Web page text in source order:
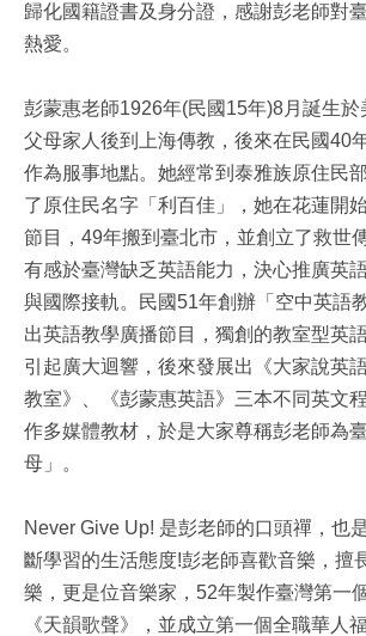
歸化國籍證書及身分證，感謝彭老師對
熱愛。
彭蒙惠老師1926年(民國15年)8月誕生於
父母家人後到上海傳教，後來在民國40
作為服事地點。她經常到泰雅族原住民
了原住民名字「利百佳」，她在花蓮開
節目，49年搬到臺北市，並創立了救世
有感於臺灣缺乏英語能力，決心推廣英
與國際接軌。民國51年創辦「空中英語
出英語教學廣播節目，獨創的教室型英
引起廣大迴響，後來發展出《大家說英
教室》、《彭蒙惠英語》三本不同英文
作多媒體教材，於是大家尊稱彭老師為
母」。
Never Give Up! 是彭老師的口頭禪，也
斷學習的生活態度!彭老師喜歡音樂，擅
樂，更是位音樂家，52年製作臺灣第一
《天韻歌聲》，並成立第一個全職華人